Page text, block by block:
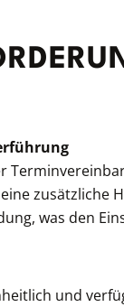
zusätzliche
was den
und